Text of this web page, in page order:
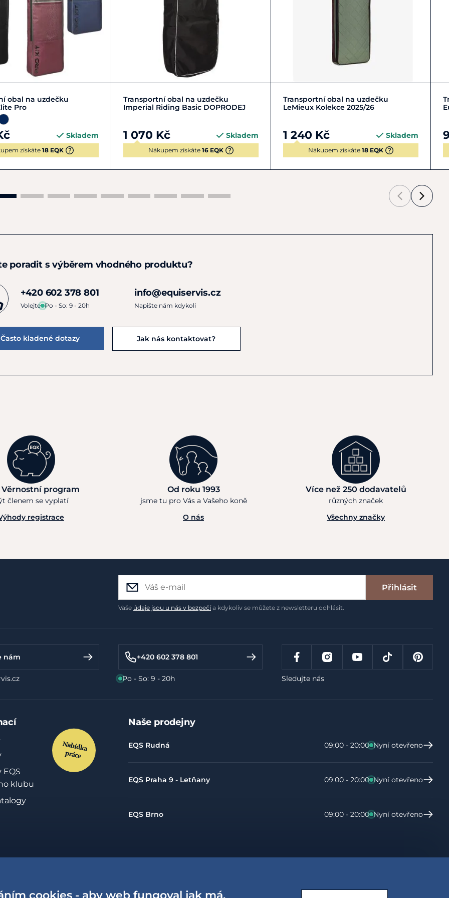
Zobrazit detail
obal na uzdečku
Pro
Skladem
získáte 18 EQK
Zobrazit detail
Transportní obal na uzdečku
Imperial Riding Basic DOPRODEJ
1 070 Kč Skladem
Nákupem získáte 16 EQK
Zobrazit detail
Transportní obal na uzdečku
LeMieux Kolekce 2025/26
1 240 Kč Skladem
Nákupem získáte 18 EQK
poradit s výběrem vhodného produktu?
+420 602 378 801
Volejte Po - So: 9 - 20h
info@equiservis.cz
Napište nám kdykoli
Často kladené dotazy Jak nás kontaktovat?
Věrnostní program
členem se vyplatí
registrace
Od roku 1993
jsme tu pro Vás a Vašeho koně
O nás
Více než 250 dodavatelů
různých značek
Všechny značky
Přihlásit
Vaše údaje jsou u nás v bezpečía kdykoliv se můžete z newsletteru odhlásit.
nám +420 602 378 801
Po - So: 9 - 20h Sledujte nás
klubu
Naše prodejny
EQS Rudná 09:00 - 20:00 Nyní otevřeno
EQS Praha 9 - Letňany 09:00 - 20:00 Nyní otevřeno
EQS Brno 09:00 - 20:00 Nyní otevřeno
cookies - aby web fungoval jak má.